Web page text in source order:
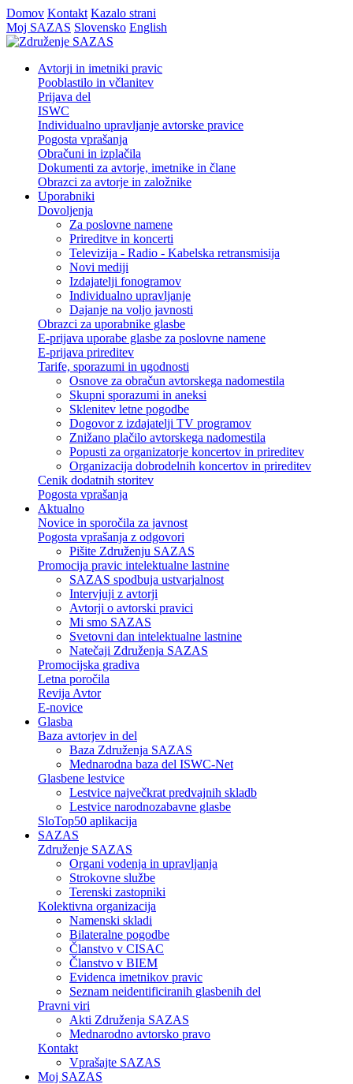
Domov Kontakt Kazalo strani
Moj SAZAS Slovensko English
Avtorji in imetniki pravic
Pooblastilo in včlanitev
Prijava del
ISWC
Individualno upravljanje avtorske pravice
Pogosta vprašanja
Obračuni in izplačila
Dokumenti za avtorje, imetnike in člane
Obrazci za avtorje in založnike
Uporabniki
Dovoljenja
Za poslovne namene
Prireditve in koncerti
Televizija - Radio - Kabelska retransmisija
Novi mediji
Izdajatelji fonogramov
Individualno upravljanje
Dajanje na voljo javnosti
Obrazci za uporabnike glasbe
E-prijava uporabe glasbe za poslovne namene
E-prijava prireditev
Tarife, sporazumi in ugodnosti
Osnove za obračun avtorskega nadomestila
Skupni sporazumi in aneksi
Sklenitev letne pogodbe
Dogovor z izdajatelji TV programov
Znižano plačilo avtorskega nadomestila
Popusti za organizatorje koncertov in prireditev
Organizacija dobrodelnih koncertov in prireditev
Cenik dodatnih storitev
Pogosta vprašanja
Aktualno
Novice in sporočila za javnost
Pogosta vprašanja z odgovori
Pišite Združenju SAZAS
Promocija pravic intelektualne lastnine
SAZAS spodbuja ustvarjalnost
Intervjuji z avtorji
Avtorji o avtorski pravici
Mi smo SAZAS
Svetovni dan intelektualne lastnine
Natečaji Združenja SAZAS
Promocijska gradiva
Letna poročila
Revija Avtor
E-novice
Glasba
Baza avtorjev in del
Baza Združenja SAZAS
Mednarodna baza del ISWC-Net
Glasbene lestvice
Lestvice največkrat predvajnih skladb
Lestvice narodnozabavne glasbe
SloTop50 aplikacija
SAZAS
Združenje SAZAS
Organi vodenja in upravljanja
Strokovne službe
Terenski zastopniki
Kolektivna organizacija
Namenski skladi
Bilateralne pogodbe
Članstvo v CISAC
Članstvo v BIEM
Evidenca imetnikov pravic
Seznam neidentificiranih glasbenih del
Pravni viri
Akti Združenja SAZAS
Mednarodno avtorsko pravo
Kontakt
Vprašajte SAZAS
Moj SAZAS